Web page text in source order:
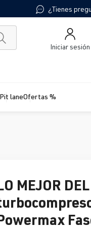
¿Tienes
Iniciar sesión
Pit laneOfertas %
MEJOR